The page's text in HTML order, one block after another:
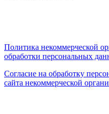
Политика некоммерческой
обработки персональных
Согласие на обработку
сайта некоммерческой